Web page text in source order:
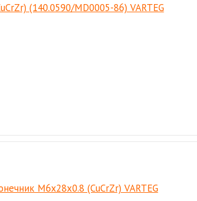
(140.0590/MD0005-86) VARTEG
М6х28х0.8 (CuCrZr) VARTEG